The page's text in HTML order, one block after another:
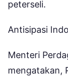
peterseli.
Antisipasi
Menteri
mengatakan,